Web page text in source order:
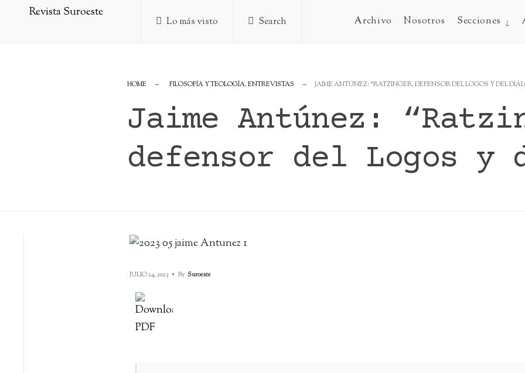
Lo más visto Search Archivo Nosotros Secciones
HOME FILOSOFÍA Y TEOLOGÍA,ENTREVISTAS JAIME ANTÚNEZ: “RATZINGER, DEFENSOR DEL LOGOS Y DEL
Jaime Antúnez:
defensor del Logos y
JULIO 24, 2023 • By Suroeste